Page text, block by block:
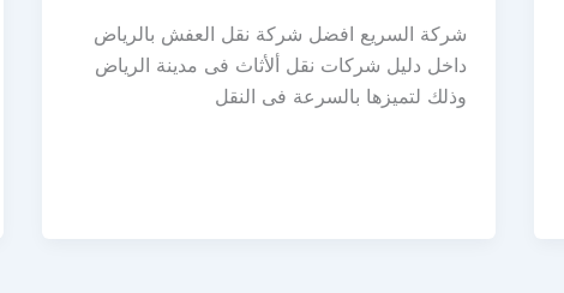
شركة السريع افضل شركة نقل العفش بالرياض
داخل دليل شركات نقل ألأثاث فى مدينة الرياض
وذلك لتميزها بالسرعة فى النقل